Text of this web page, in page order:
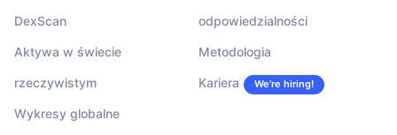
DexScan
Aktywa w świecie
rzeczywistym
Wykresy globalne
odpowiedzialności
Metodologia
Kariera We’re hiring!